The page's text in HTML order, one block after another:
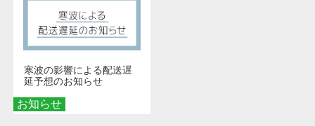
お知らせ
寒波の影響による配送遅
延予想のお知らせ